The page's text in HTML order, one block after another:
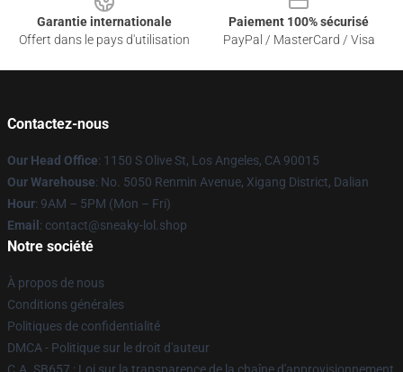
Garantie internationale
Offert dans le pays d'utilisation
Paiement 100% sécurisé
PayPal / MasterCard / Visa
Contactez-nous
Our Head Office: 1150 S Olive St, Los Angeles, CA 90015
Our Warehouse: No. 5050 Renmin Avenue, Xigang District, Dalian
Hour: 9AM – 5PM (Mon – Fri)
Email : contact@sneaky-lol.shop
Notre société
À propos de nous
Conditions générales
Politiques de confidentialité
DMCA - Politique sur le droit d'auteur